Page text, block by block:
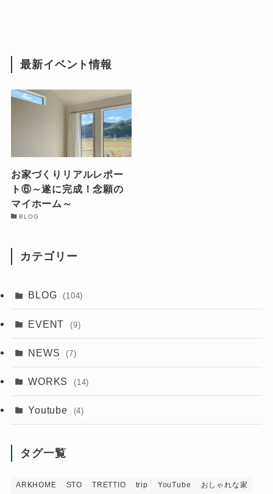
最新イベント情報
お家づくりリアルレポー
ト⑥～遂に完成！念願の
マイホーム～
BLOG
カテゴリー
BLOG (104)
EVENT (9)
NEWS (7)
WORKS (14)
Youtube (4)
タグ一覧
ARKHOME STO TRETTIO trip YouTube
おしゃれな家